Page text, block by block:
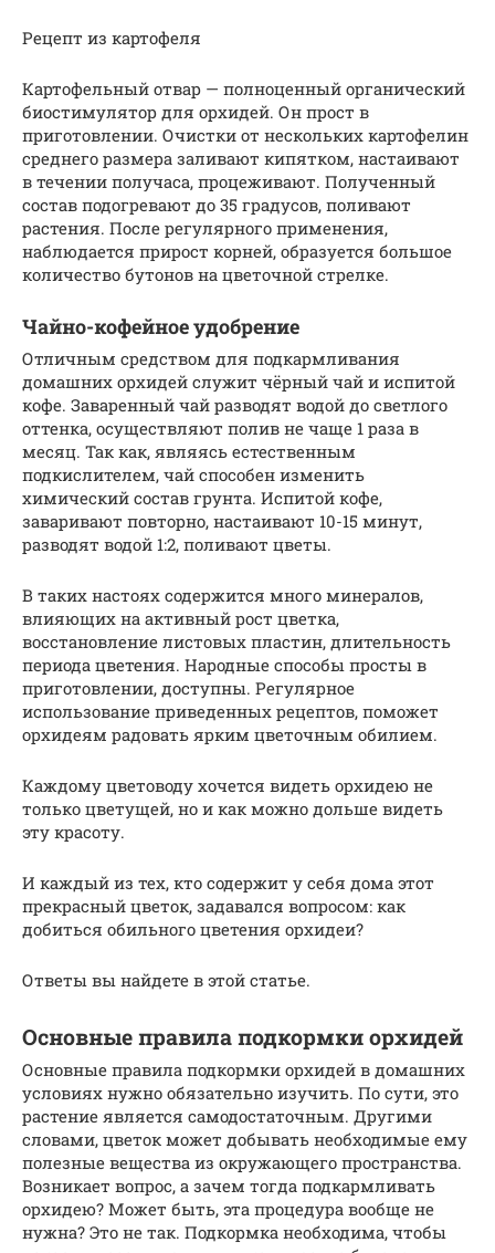
Рецепт из картофеля
Картофельный отвар — полноценный органический
биостимулятор для орхидей. Он прост в
приготовлении. Очистки от нескольких картофелин
среднего размера заливают кипятком, настаивают
в течении получаса, процеживают. Полученный
состав подогревают до 35 градусов, поливают
растения. После регулярного применения,
наблюдается прирост корней, образуется большое
количество бутонов на цветочной стрелке.
Чайно-кофейное удобрение
Отличным средством для подкармливания
домашних орхидей служит чёрный чай и испитой
кофе. Заваренный чай разводят водой до светлого
оттенка, осуществляют полив не чаще 1 раза в
месяц. Так как, являясь естественным
подкислителем, чай способен изменить
химический состав грунта. Испитой кофе,
заваривают повторно, настаивают 10-15 минут,
разводят водой 1:2, поливают цветы.
В таких настоях содержится много минералов,
влияющих на активный рост цветка,
восстановление листовых пластин, длительность
периода цветения. Народные способы просты в
приготовлении, доступны. Регулярное
использование приведенных рецептов, поможет
орхидеям радовать ярким цветочным обилием.
Каждому цветоводу хочется видеть орхидею не
только цветущей, но и как можно дольше видеть
эту красоту.
И каждый из тех, кто содержит у себя дома этот
прекрасный цветок, задавался вопросом: как
добиться обильного цветения орхидеи?
Ответы вы найдете в этой статье.
Основные правила подкормки орхидей
Основные правила подкормки орхидей в домашних
условиях нужно обязательно изучить. По сути, это
растение является самодостаточным. Другими
словами, цветок может добывать необходимые ему
полезные вещества из окружающего пространства.
Возникает вопрос, а зачем тогда подкармливать
орхидею? Может быть, эта процедура вообще не
нужна? Это не так. Подкормка необходима, чтобы